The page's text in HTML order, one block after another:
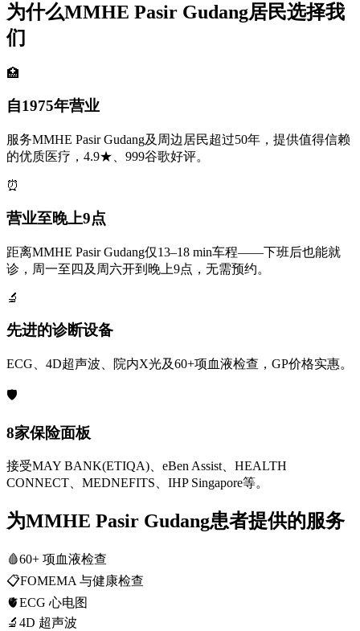
为什么MMHE Pasir Gudang居民选择我
们
🏥
自1975年营业
服务MMHE Pasir Gudang及周边居民超过50年，提供值得信赖
的优质医疗，4.9★、999谷歌好评。
⏰
营业至晚上9点
距离MMHE Pasir Gudang仅13–18 min车程——下班后也能就
诊，周一至四及周六开到晚上9点，无需预约。
🔬
先进的诊断设备
ECG、4D超声波、院内X光及60+项血液检查，GP价格实惠。
🛡️
8家保险面板
接受MAY BANK(ETIQA)、eBen Assist、HEALTH
CONNECT、MEDNEFITS、IHP Singapore等。
为MMHE Pasir Gudang患者提供的服务
🩸60+ 项血液检查
📋FOMEMA 与健康检查
🫀ECG 心电图
🔬 4D 超声波